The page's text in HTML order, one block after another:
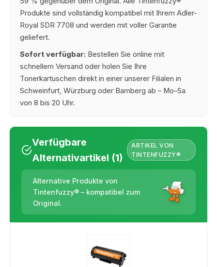
Produkte sind vollständig kompatibel mit Ihrem Adler-
Royal SDR 7708 und werden mit voller Garantie
geliefert.
Sofort verfügbar: Bestellen Sie online mit
schnellem Versand oder holen Sie Ihre
Tonerkartuschen direkt in einer unserer Filialen in
Schweinfurt, Würzburg oder Bamberg ab – Mo–Sa
von 8 bis 20 Uhr.
Verfügbare
Alternativartikel (1)
ARTIKEL VON
TINTENFUZZY®
Alternative Produkte von
Tintenfuzzy® – kompatibel zum
Original.